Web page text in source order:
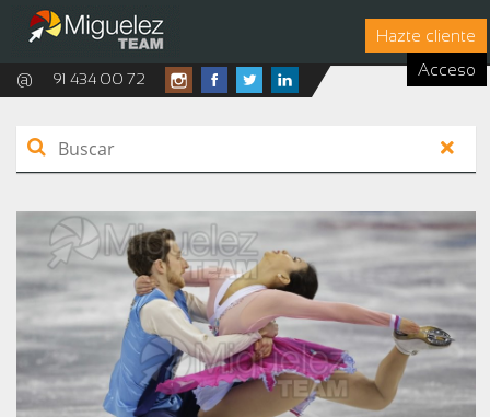
Hazte cliente
Acceso
@ 91 434 00 72